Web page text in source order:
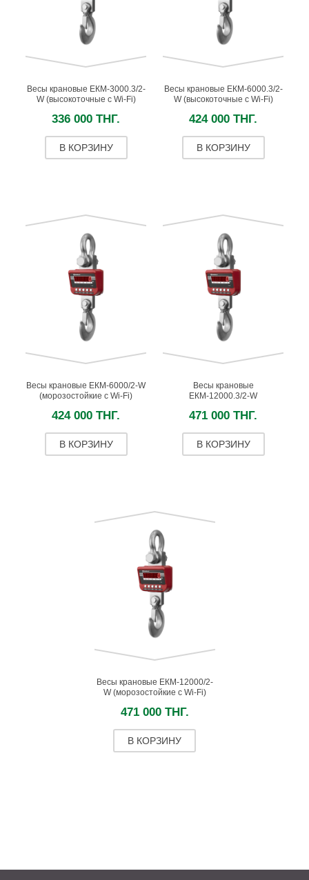
Весы крановые ЕКМ-3000.3/2-
W (высокоточные с Wi-Fi)
336 000 ТНГ.
В КОРЗИНУ
Весы крановые ЕКМ-6000.3/2-
W (высокоточные c Wi-Fi)
424 000 ТНГ.
В КОРЗИНУ
Весы крановые ЕКМ-6000/2-W
(морозостойкие c Wi-Fi)
424 000 ТНГ.
В КОРЗИНУ
Весы крановые
ЕКМ-12000.3/2-W
471 000 ТНГ.
В КОРЗИНУ
Весы крановые ЕКМ-12000/2-
W (морозостойкие c Wi-Fi)
471 000 ТНГ.
В КОРЗИНУ